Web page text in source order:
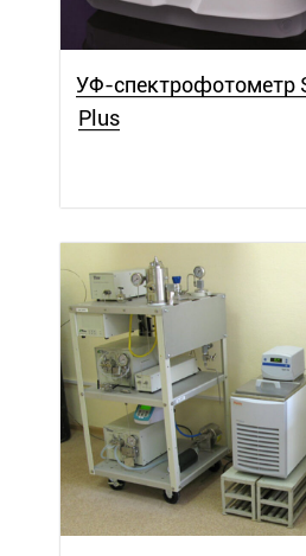
УФ-спектрофотометр
Plus